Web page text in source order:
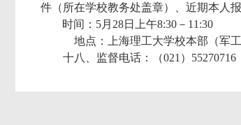
件（所在学校教务处盖章）、近期本人
时间：5月28日上午8:30－11:30
地点：上海理工大学校本部（军工
十八、监督电话：（021）55270716